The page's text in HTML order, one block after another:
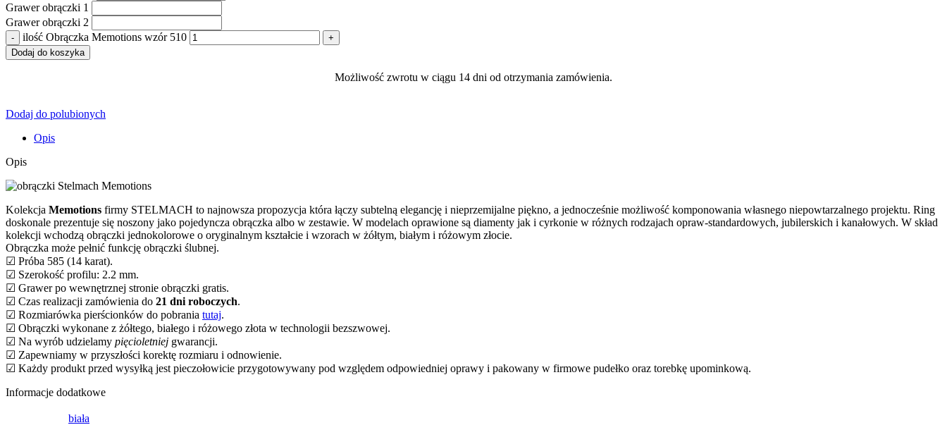
Grawer obrączki 1
Grawer obrączki 2
ilość Obrączka Memotions wzór 510
Dodaj do koszyka
Możliwość zwrotu w ciągu 14 dni od otrzymania zamówienia.
Dodaj do polubionych
Opis
Opis
Kolekcja Memotions firmy STELMACH to najnowsza propozycja która łączy subtelną elegancję i nieprzemijalne piękno, a jednocześnie możliwość komponowania własnego niepowtarzalnego projektu. Ring
doskonale prezentuje się noszony jako pojedyncza obrączka albo w zestawie. W modelach oprawione są diamenty jak i cyrkonie w różnych rodzajach opraw-standardowych, jubilerskich i kanałowych. W skład
kolekcji wchodzą obrączki jednokolorowe o oryginalnym kształcie i wzorach w żółtym, białym i różowym złocie.
Obrączka może pełnić funkcję obrączki ślubnej.
☑ Próba 585 (14 karat).
☑ Szerokość profilu: 2.2 mm.
☑ Grawer po wewnętrznej stronie obrączki gratis.
☑ Czas realizacji zamówienia do 21 dni roboczych.
☑ Rozmiarówka pierścionków do pobrania tutaj.
☑ Obrączki wykonane z żółtego, białego i różowego złota w technologii bezszwowej.
☑ Na wyrób udzielamy pięcioletniej gwarancji.
☑ Zapewniamy w przyszłości korektę rozmiaru i odnowienie.
☑ Każdy produkt przed wysyłką jest pieczołowicie przygotowywany pod względem odpowiedniej oprawy i pakowany w firmowe pudełko oraz torebkę upominkową.
Informacje dodatkowe
biała